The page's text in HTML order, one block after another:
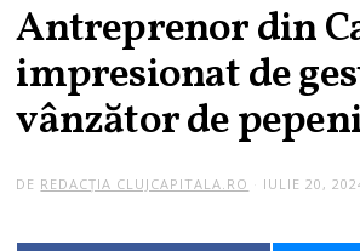
Antreprenor din
impresionat de
vânzător de
DE REDACȚIA CLUJCAPITALA.RO IULIE 20,